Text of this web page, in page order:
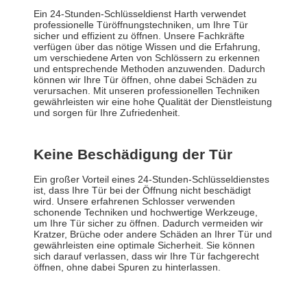
Ein 24-Stunden-Schlüsseldienst Harth verwendet
professionelle Türöffnungstechniken, um Ihre Tür
sicher und effizient zu öffnen. Unsere Fachkräfte
verfügen über das nötige Wissen und die Erfahrung,
um verschiedene Arten von Schlössern zu erkennen
und entsprechende Methoden anzuwenden. Dadurch
können wir Ihre Tür öffnen, ohne dabei Schäden zu
verursachen. Mit unseren professionellen Techniken
gewährleisten wir eine hohe Qualität der Dienstleistung
und sorgen für Ihre Zufriedenheit.
Keine Beschädigung der Tür
Ein großer Vorteil eines 24-Stunden-Schlüsseldienstes
ist, dass Ihre Tür bei der Öffnung nicht beschädigt
wird. Unsere erfahrenen Schlosser verwenden
schonende Techniken und hochwertige Werkzeuge,
um Ihre Tür sicher zu öffnen. Dadurch vermeiden wir
Kratzer, Brüche oder andere Schäden an Ihrer Tür und
gewährleisten eine optimale Sicherheit. Sie können
sich darauf verlassen, dass wir Ihre Tür fachgerecht
öffnen, ohne dabei Spuren zu hinterlassen.